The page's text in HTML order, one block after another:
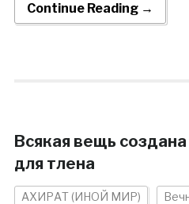
Continue Reading →
Всякая вещь
для тлена
АХИРАТ (ИНОЙ МИР)